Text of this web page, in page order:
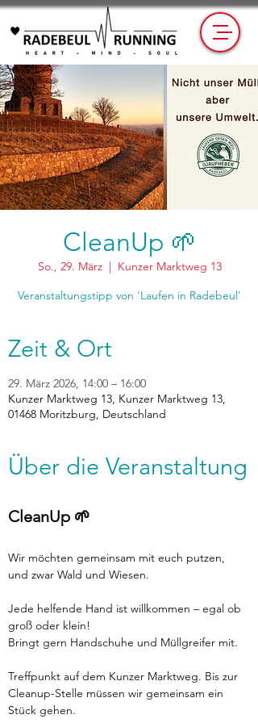
CleanUp 🌱
So., 29. März
  |
Kunzer Marktweg 13
Veranstaltungstipp von 'Laufen in Radebeul'
Zeit & Ort
29. März 2026, 14:00 – 16:00
Kunzer Marktweg 13, Kunzer Marktweg 13,
01468 Moritzburg, Deutschland
Über die Veranstaltung
CleanUp 🌱
Wir möchten gemeinsam mit euch putzen,
und zwar Wald und Wiesen.
Jede helfende Hand ist willkommen – egal ob
groß oder klein!
Bringt gern Handschuhe und Müllgreifer mit.
Treffpunkt auf dem Kunzer Marktweg. Bis zur
Cleanup-Stelle müssen wir gemeinsam ein
Stück gehen.